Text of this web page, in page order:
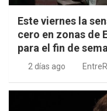
Este viernes la
cero en zonas de
para el fin de
2 días ago